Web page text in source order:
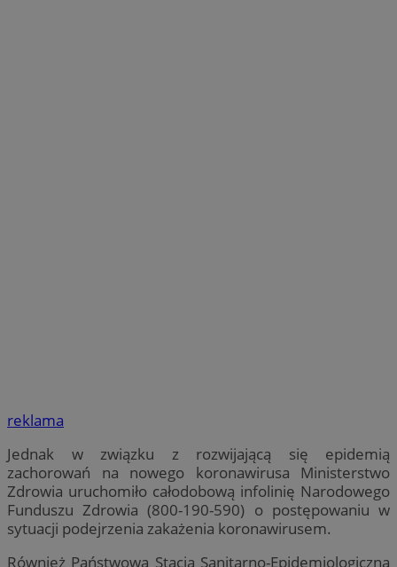
reklama
Jednak w związku z rozwijającą się epidemią
zachorowań na nowego koronawirusa Ministerstwo
Zdrowia uruchomiło całodobową infolinię Narodowego
Funduszu Zdrowia (800-190-590) o postępowaniu w
sytuacji podejrzenia zakażenia koronawirusem.
Również Państwowa Stacja Sanitarno-Epidemiologiczna